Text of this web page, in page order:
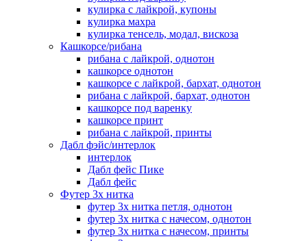
кулирка с лайкрой, купоны
кулирка махра
кулирка тенсель, модал, вискоза
Кашкорсе/рибана
рибана с лайкрой, однотон
кашкорсе однотон
кашкорсе с лайкрой, бархат, однотон
рибана с лайкрой, бархат, однотон
кашкорсе под варенку
кашкорсе принт
рибана с лайкрой, принты
Дабл фэйс/интерлок
интерлок
Дабл фейс Пике
Дабл фейс
Футер 3х нитка
футер 3х нитка петля, однотон
футер 3х нитка с начесом, однотон
футер 3х нитка с начесом, принты